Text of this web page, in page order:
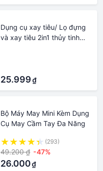
nhỏ thoáng khí. Dụng cụ làm
phù hợp lò nướng GIA ĐÌNH
Dụng cụ xay tiêu/ Lọ đựng
và xay tiêu 2in1 thủy tinh
25.999₫
Bộ Máy May Mini Kèm Dụng
Cụ May Cầm Tay Đa Năng
(293)
49.200 ₫ -47%
26.000₫